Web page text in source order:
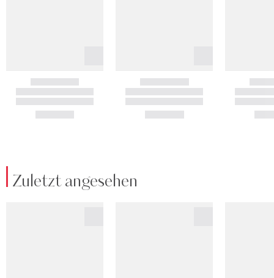
Zuletzt angesehen